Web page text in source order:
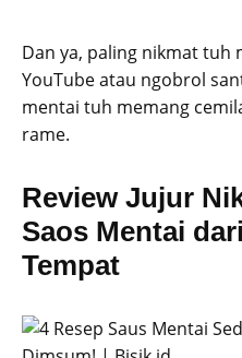
Dan ya, paling nikmat tuh
YouTube atau ngobrol
mentai tuh memang
rame.
Review Jujur
Saos Mentai
Tempat